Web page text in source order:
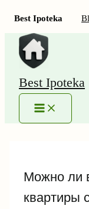
Best Ipoteka
Перейти
содержимому
Best Ipoteka
MAIN
MENU
Можно ли
квартиры